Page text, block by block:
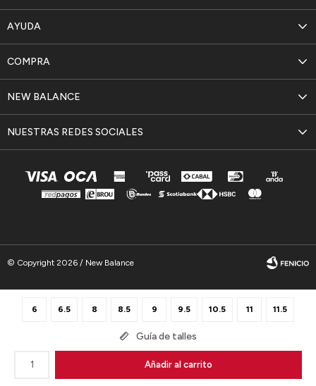
6 6.5 8 8.5 9 9.5 10.5 11 11.5
Guía de talles
1 Añadir al carrito
AYUDA
NEW BALANCE
COMPRA
NUESTRAS REDES SOCIALES
© Copyright 2026 / New Balance